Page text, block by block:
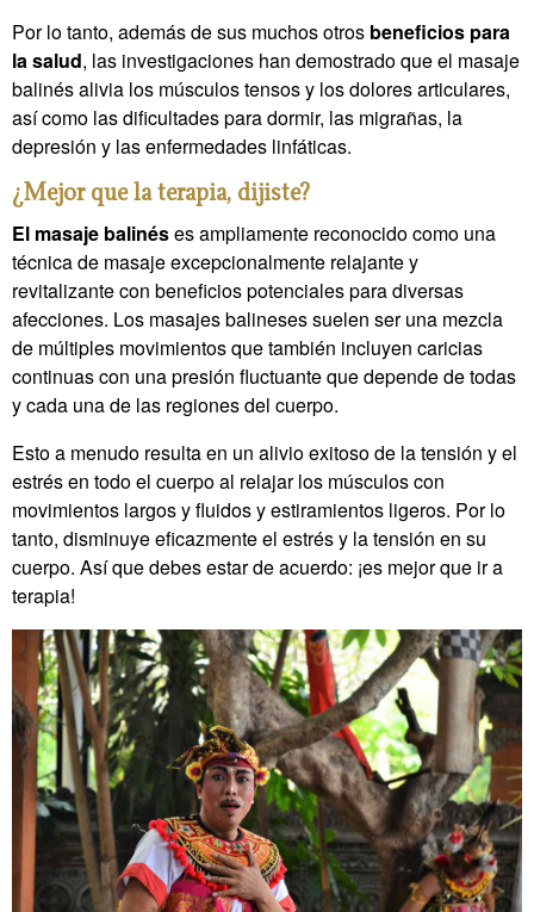
Por lo tanto, además de sus muchos otros beneficios para
la salud, las investigaciones han demostrado que el masaje
balinés alivia los músculos tensos y los dolores articulares,
así como las dificultades para dormir, las migrañas, la
depresión y las enfermedades linfáticas.
¿Mejor que la terapia, dijiste?
El masaje balinéses ampliamente reconocido como una
técnica de masaje excepcionalmente relajante y
revitalizante con beneficios potenciales para diversas
afecciones. Los masajes balineses suelen ser una mezcla
de múltiples movimientos que también incluyen caricias
continuas con una presión fluctuante que depende de todas
y cada una de las regiones del cuerpo.
Esto a menudo resulta en un alivio exitoso de la tensión y el
estrés en todo el cuerpo al relajar los músculos con
movimientos largos y fluidos y estiramientos ligeros. Por lo
tanto, disminuye eficazmente el estrés y la tensión en su
cuerpo. Así que debes estar de acuerdo: ¡es mejor que ir a
terapia!